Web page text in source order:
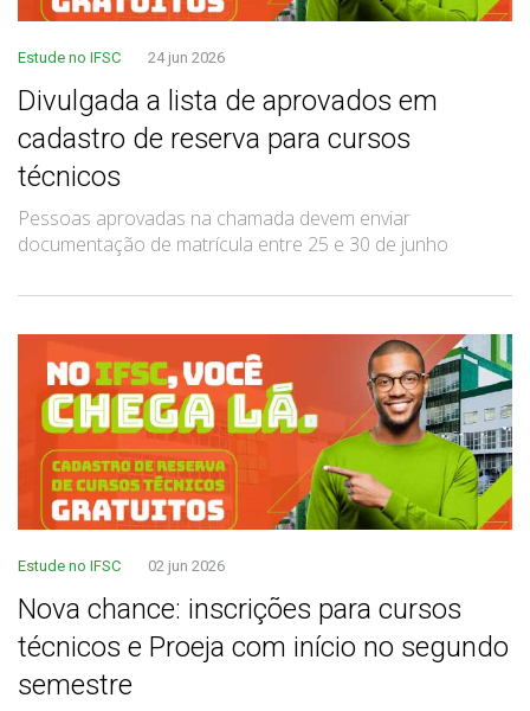
Estude no IFSC 24 jun 2026
Divulgada a lista de aprovados em
cadastro de reserva para cursos
técnicos
Pessoas aprovadas na chamada devem enviar
documentação de matrícula entre 25 e 30 de junho
Estude no IFSC 02 jun 2026
Nova chance: inscrições para cursos
técnicos e Proeja com início no segundo
semestre